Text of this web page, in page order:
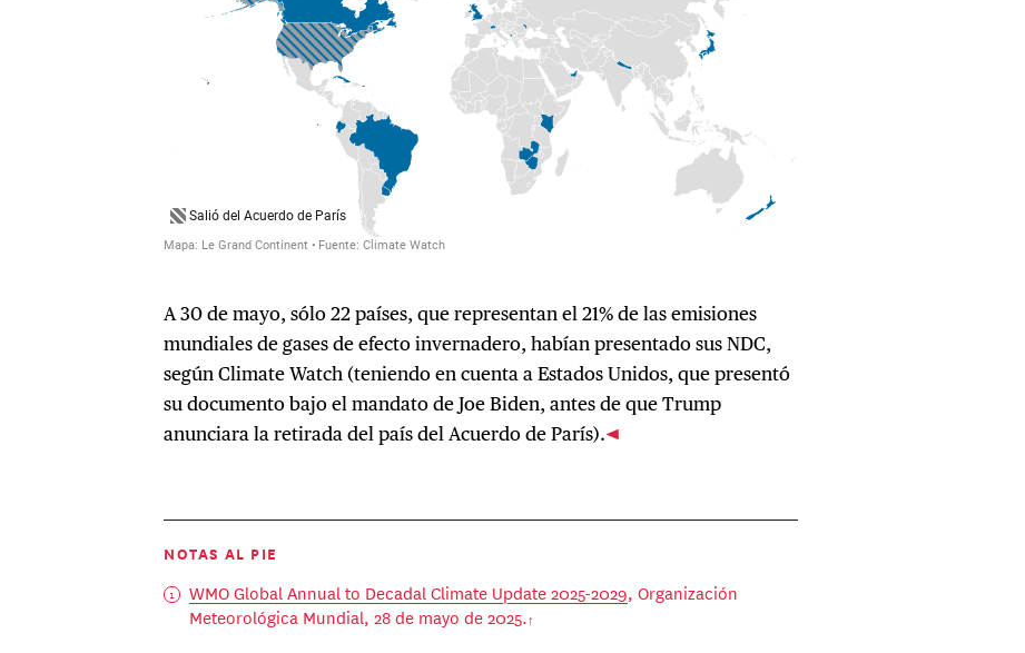
A 30 de mayo, sólo 22 países, que representan el 21% de las emisiones
mundiales de gases de efecto invernadero, habían presentado sus NDC,
según Climate Watch (teniendo en cuenta a Estados Unidos, que presentó
su documento bajo el mandato de Joe Biden, antes de que Trump
anunciara la retirada del país del Acuerdo de París).
NOTAS AL PIE
WMO Global Annual to Decadal Climate Update 2025-2029, Organización
Meteorológica Mundial, 28 de mayo de 2025.